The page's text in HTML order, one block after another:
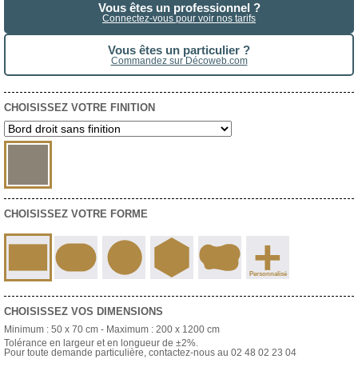
Vous êtes un professionnel ?
Connectez-vous pour voir nos tarifs
Vous êtes un particulier ?
Commandez sur Décoweb.com
CHOISISSEZ VOTRE FINITION
CHOISISSEZ VOTRE FORME
+
Personnalisé
CHOISISSEZ VOS DIMENSIONS
Minimum : 50 x 70 cm - Maximum : 200 x 1200 cm
Tolérance en largeur et en longueur de ±2%.
Pour toute demande particulière, contactez-nous au 02 48 02 23 04